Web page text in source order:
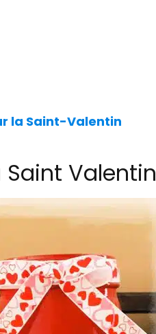
la Saint-Valentin
Valentin